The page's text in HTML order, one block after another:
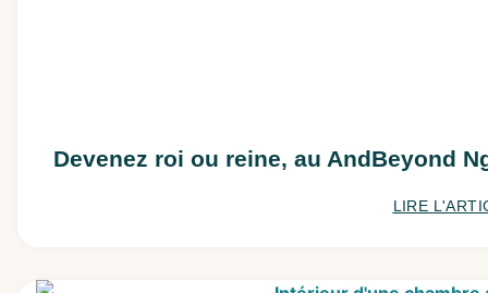
Devenez roi ou reine, au AndBeyond
LIRE